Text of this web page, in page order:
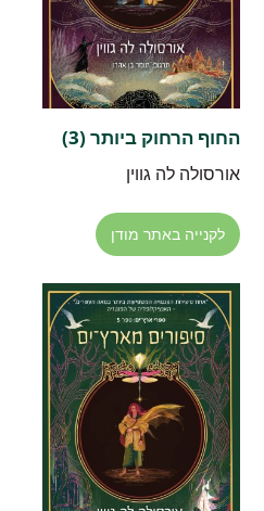
החוף הרחוק ביותר (3)
אורסולה לה גווין
לקנייה באתר מודן